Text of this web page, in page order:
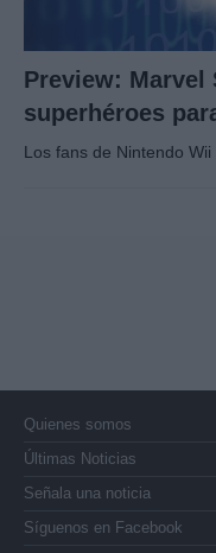
Preview: Marvel
superhéroes
Los fans de Nintendo
Quienes somos
Últimas Noticias
Señala una noticia
Síguenos en Facebook